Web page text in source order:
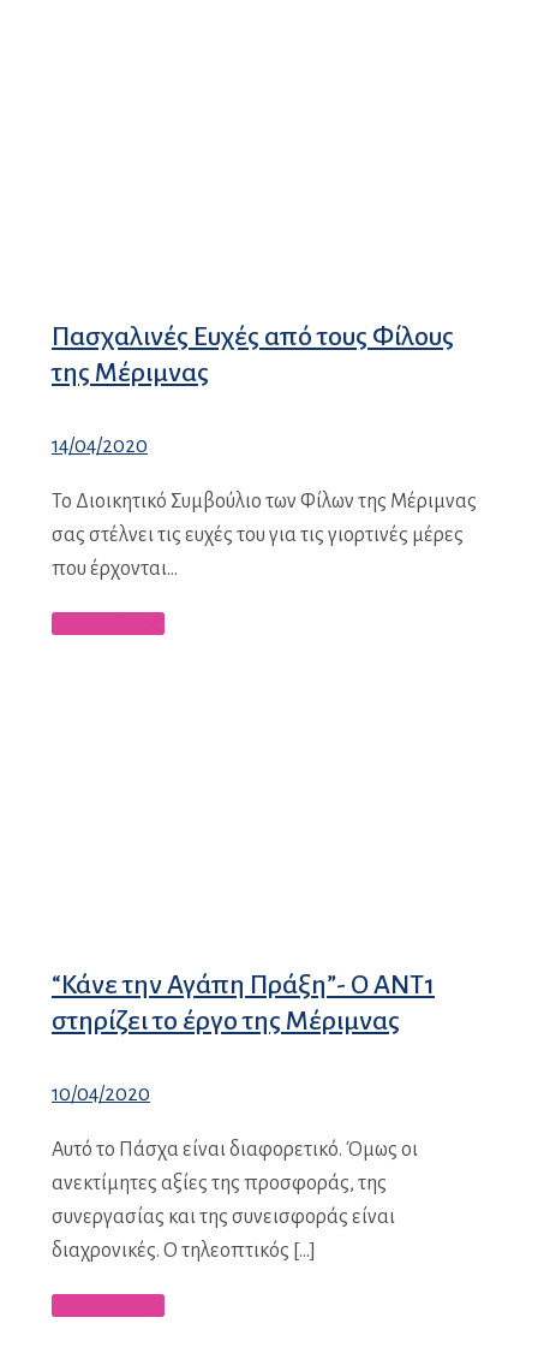
Πασχαλινές Ευχές από τους Φίλους
της Μέριμνας
14/04/2020
Το Διοικητικό Συμβούλιο των Φίλων της Μέριμνας
σας στέλνει τις ευχές του για τις γιορτινές μέρες
που έρχονται…
“Κάνε την Αγάπη Πράξη”- Ο ΑΝΤ1
στηρίζει το έργο της Μέριμνας
10/04/2020
Αυτό το Πάσχα είναι διαφορετικό. Όμως οι
ανεκτίμητες αξίες της προσφοράς, της
συνεργασίας και της συνεισφοράς είναι
διαχρονικές. Ο τηλεοπτικός […]